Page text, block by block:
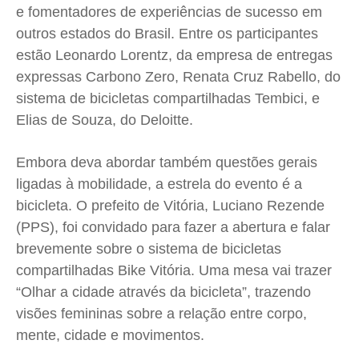
Publicidade Legal
Anuncie
Contato
Anuncie
Termos de Uso
Privacidade
Publicidade Legal
Anuncie
Contato
Anuncie
Termos de Uso
Privacidade
Publicidade Legal
Anuncie
Contato
Anuncie
Termos de Uso
Privacidade
Publicidade Legal
Anuncie
Contato
Anuncie
Termos de Uso
Privacidade
e fomentadores de experiências de sucesso em
outros estados do Brasil. Entre os participantes
estão Leonardo Lorentz, da empresa de entregas
expressas Carbono Zero, Renata Cruz Rabello, do
sistema de bicicletas compartilhadas Tembici, e
Elias de Souza, do Deloitte.
Embora deva abordar também questões gerais
ligadas à mobilidade, a estrela do evento é a
bicicleta. O prefeito de Vitória, Luciano Rezende
(PPS), foi convidado para fazer a abertura e falar
brevemente sobre o sistema de bicicletas
compartilhadas Bike Vitória. Uma mesa vai trazer
“Olhar a cidade através da bicicleta”, trazendo
visões femininas sobre a relação entre corpo,
mente, cidade e movimentos.